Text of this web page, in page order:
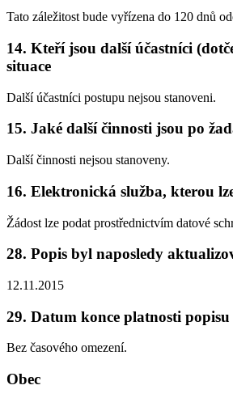
Tato záležitost bude vyřízena do 120 dnů
14. Kteří jsou další účastníci
situace
Další účastníci postupu nejsou stanoveni.
15. Jaké další činnosti jsou po
Další činnosti nejsou stanoveny.
16. Elektronická služba, kterou
Žádost lze podat prostřednictvím datové
28. Popis byl naposledy
12.11.2015
29. Datum konce platnosti popisu
Bez časového omezení.
Obec